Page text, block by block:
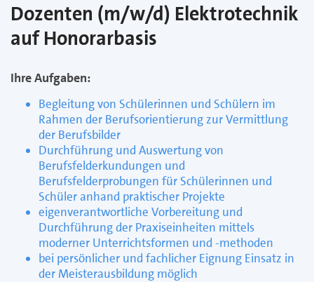
Dozenten (m/w/d) Elektrotechnik
auf Honorarbasis
Ihre Aufgaben:
Begleitung von Schülerinnen und Schülern im
Rahmen der Berufsorientierung zur Vermittlung
der Berufsbilder
Durchführung und Auswertung von
Berufsfelderkundungen und
Berufsfelderprobungen für Schülerinnen und
Schüler anhand praktischer Projekte
eigenverantwortliche Vorbereitung und
Durchführung der Praxiseinheiten mittels
moderner Unterrichtsformen und -methoden
bei persönlicher und fachlicher Eignung Einsatz in
der Meisterausbildung möglich